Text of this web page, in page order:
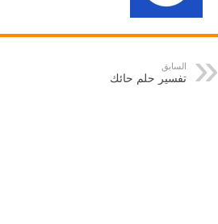
السابق
تفسير حلم حائك